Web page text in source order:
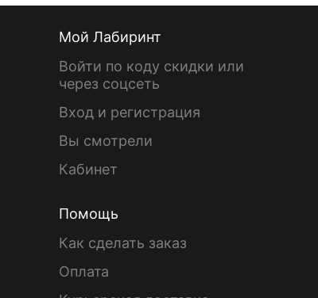
Мой Лабиринт
Войти по коду скидки или
через соцсеть
Вход и регистрация
Вы смотрели
Кабинет
Помощь
Как сделать заказ
Оплата